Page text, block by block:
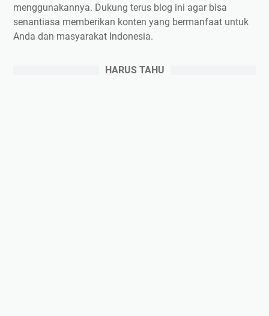
menggunakannya. Dukung terus blog ini agar bisa
senantiasa memberikan konten yang bermanfaat untuk
Anda dan masyarakat Indonesia.
HARUS TAHU